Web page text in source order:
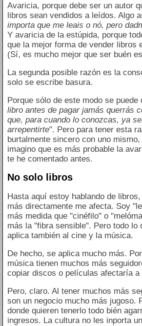
Avaricia, porque debe ser un autor
libros sean vendidos a leídos. Algo
importa que me leais o nó, pero
Y avaricia de la estúpida, porque
que la mejor forma de vender libros
(Sí, es mucho mejor que ser buén
La segunda posible razón es la
solo se escribe basura.
Porque sólo de este modo se puede
libro antes de pagar jamás querrás
que, para cuando lo conozcas, ya
arrepentirte". Pero para tener esta
burtalmente sincero con uno mismo,
imagino que es más probable la
te he comentado antes.
No solo libros
Hasta aquí estoy hablando de
más directamente me afecta. Soy
más medida que "cinéfilo" o
más la "fibra sensible". Pero todo lo
aplica también al cine y la música.
De hecho, se aplica mucho más.
música tienen muchos más
copiar discos o películas afectaría a
Pero, claro. Al tener muchos más
son un negocio mucho más jugoso.
donde quieren tenerlo todo bién
ingresos. La cultura no les inporta